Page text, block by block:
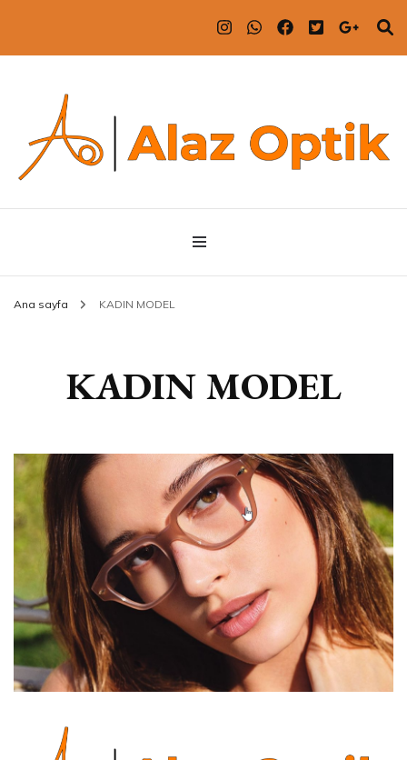
ALAZ OPTİK
ALAZ OPTİK
Ana sayfa KADIN MODEL
KADIN MODEL